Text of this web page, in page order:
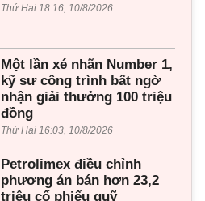
Thứ Hai 18:16, 10/8/2026
Một lần xé nhãn Number 1,
kỹ sư công trình bất ngờ
nhận giải thưởng 100 triệu
đồng
Thứ Hai 16:03, 10/8/2026
Petrolimex điều chỉnh
phương án bán hơn 23,2
triệu cổ phiếu quỹ